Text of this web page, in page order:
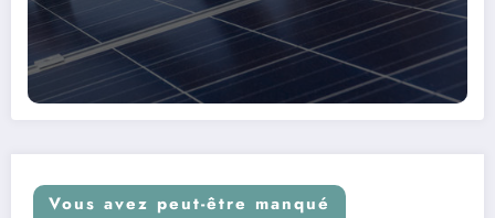
Vous avez peut-être manqué